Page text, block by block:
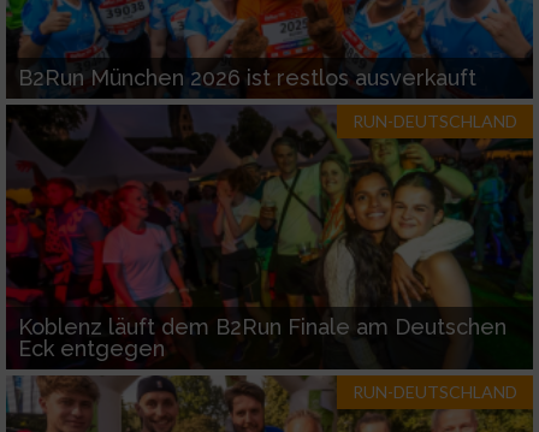
B2Run München 2026 ist restlos ausverkauft
RUN-DEUTSCHLAND
Koblenz läuft dem B2Run Finale am Deutschen
Eck entgegen
RUN-DEUTSCHLAND